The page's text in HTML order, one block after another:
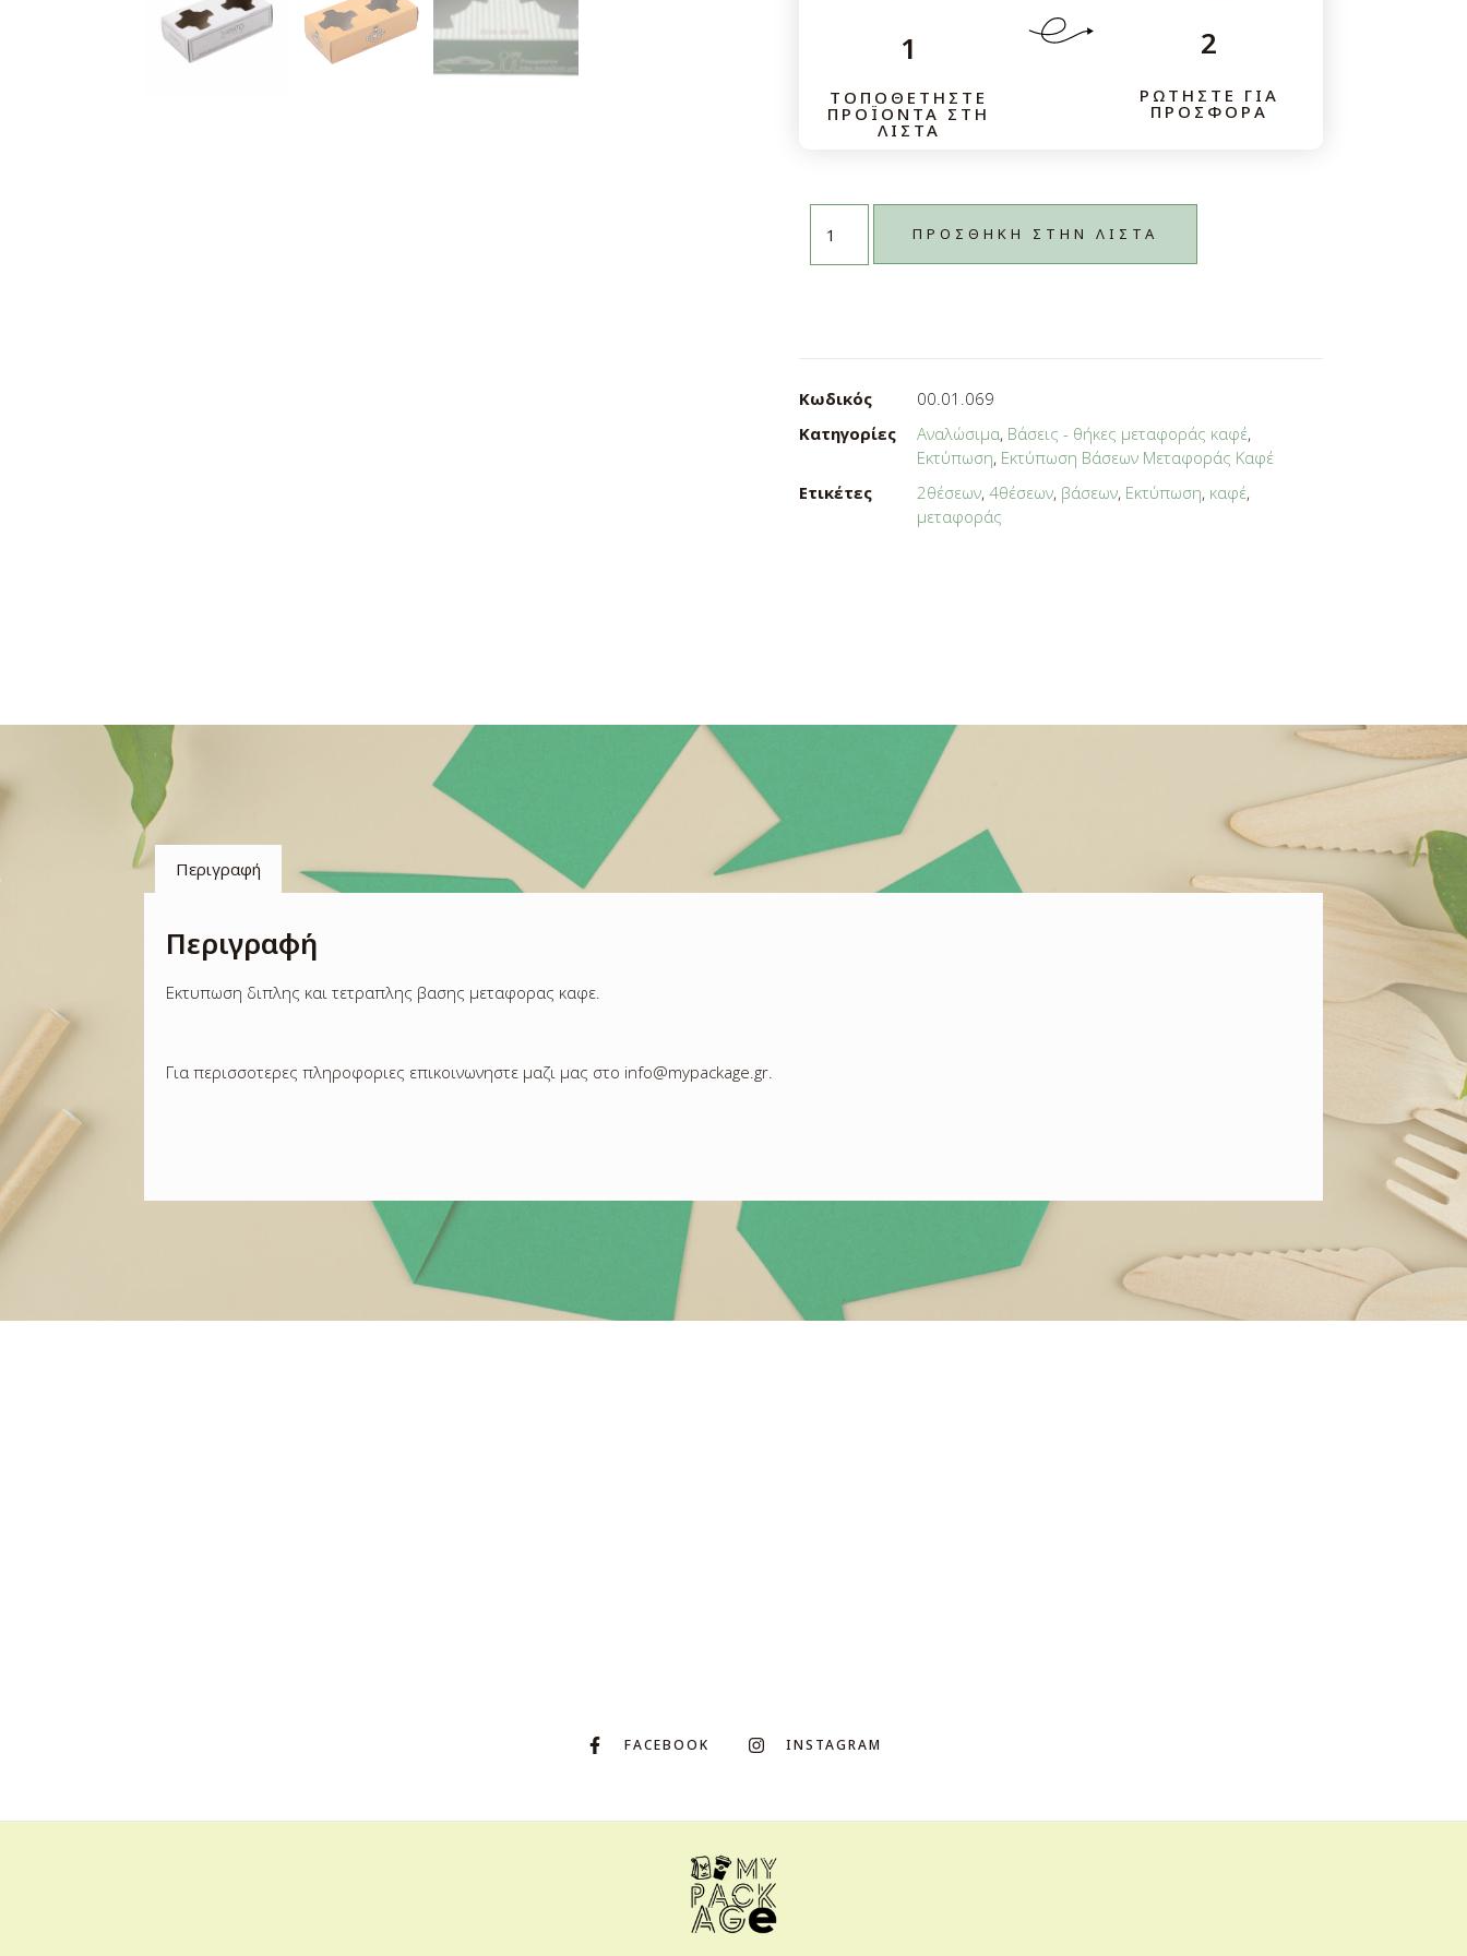
1
ΤΟΠΟΘΕΤΗΣΤΕ
ΠΡΟΪΟΝΤΑ ΣΤΗ
ΛΙΣΤΑ
2
ΡΩΤΗΣΤΕ ΓΙΑ
ΠΡΟΣΦΟΡΑ
ΠΡΟΣΘΗΚΗ ΣΤΗΝ ΛΙΣΤΑ
Κωδικός
00.01.069
Κατηγορίες
Αναλώσιμα, Βάσεις - θήκες μεταφοράς καφέ,
Εκτύπωση, Εκτύπωση Βάσεων Μεταφοράς Καφέ
Ετικέτες
2θέσεων, 4θέσεων, βάσεων, Εκτύπωση, καφέ,
μεταφοράς
Περιγραφή
Περιγραφή
Εκτυπωση διπλης και τετραπλης βασης μεταφορας καφε.
Για περισσοτερες πληροφοριες επικοινωνηστε μαζι μας στο info@mypackage.gr.
FACEBOOK INSTAGRAM
Ενεργοποίηση όλων Αποθήκευση Ρυθμίσεων